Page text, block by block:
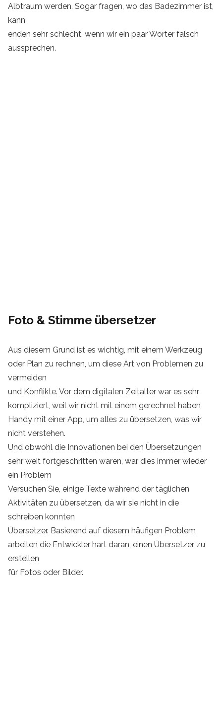
Albtraum werden. Sogar fragen, wo das Badezimmer ist,
kann
enden sehr schlecht, wenn wir ein paar Wörter falsch
aussprechen.
Foto & Stimme übersetzer
Aus diesem Grund ist es wichtig, mit einem Werkzeug
oder Plan zu rechnen, um diese Art von Problemen zu
vermeiden
und Konflikte. Vor dem digitalen Zeitalter war es sehr
kompliziert, weil wir nicht mit einem gerechnet haben
Handy mit einer App, um alles zu übersetzen, was wir
nicht verstehen.
Und obwohl die Innovationen bei den Übersetzungen
sehr weit fortgeschritten waren, war dies immer wieder
ein Problem
Versuchen Sie, einige Texte während der täglichen
Aktivitäten zu übersetzen, da wir sie nicht in die
schreiben konnten
Übersetzer. Basierend auf diesem häufigen Problem
arbeiten die Entwickler hart daran, einen Übersetzer zu
erstellen
für Fotos oder Bilder.